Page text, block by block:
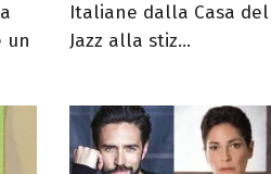
un
Italiane dalla Casa del
Jazz alla stiz...